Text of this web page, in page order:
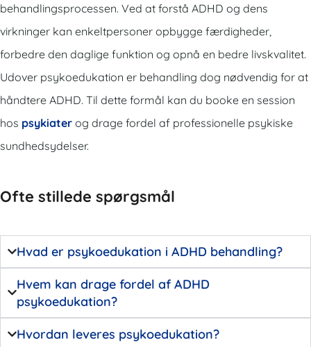
behandlingsprocessen. Ved at forstå ADHD og dens
virkninger kan enkeltpersoner opbygge færdigheder,
forbedre den daglige funktion og opnå en bedre livskvalitet.
Udover psykoedukation er behandling dog nødvendig for at
håndtere ADHD. Til dette formål kan du booke en session
hos psykiater og drage fordel af professionelle psykiske
sundhedsydelser.
Ofte stillede spørgsmål
Hvad er psykoedukation i ADHD behandling?
Hvem kan drage fordel af ADHD
psykoedukation?
Hvordan leveres psykoedukation?